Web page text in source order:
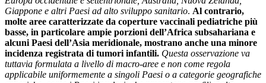
Giappone e altri Paesi ad alto sviluppo sanitario. Al contrario,
molte aree caratterizzate da coperture vaccinali pediatriche più
basse, in particolare ampie porzioni dell’Africa subsahariana e
alcuni Paesi dell’Asia meridionale, mostrano anche una minore
incidenza registrata di tumori infantili. Questa osservazione va
tuttavia formulata a livello di macro-aree e non come regola
applicabile uniformemente a singoli Paesi o a categorie geografiche